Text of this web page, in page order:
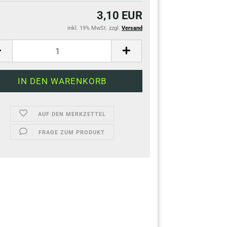
3,10 EUR
inkl. 19% MwSt. zzgl. Versand
AUF DEN MERKZETTEL
FRAGE ZUM PRODUKT